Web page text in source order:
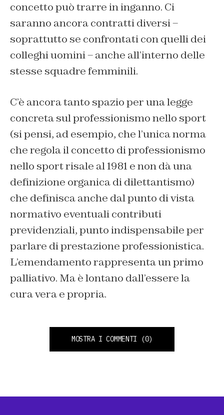
concetto può trarre in inganno. Ci
saranno ancora contratti diversi –
soprattutto se confrontati con quelli dei
colleghi uomini – anche all’interno delle
stesse squadre femminili.
C’è ancora tanto spazio per una legge
concreta sul professionismo nello sport
(si pensi, ad esempio, che l’unica norma
che regola il concetto di professionismo
nello sport risale al 1981 e non dà una
definizione organica di dilettantismo)
che definisca anche dal punto di vista
normativo eventuali contributi
previdenziali, punto indispensabile per
parlare di prestazione professionistica.
L’emendamento rappresenta un primo
palliativo. Ma è lontano dall’essere la
cura vera e propria.
MOSTRA I COMMENTI (0)